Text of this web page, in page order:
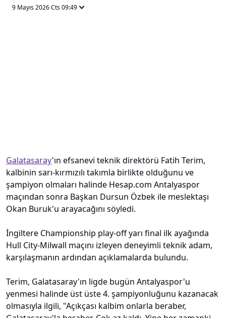
9 Mayıs 2026 Cts 09:49
Galatasaray'ın efsanevi teknik direktörü Fatih Terim,
kalbinin sarı-kırmızılı takımla birlikte olduğunu ve
şampiyon olmaları halinde Hesap.com Antalyaspor
maçından sonra Başkan Dursun Özbek ile meslektaşı
Okan Buruk'u arayacağını söyledi.
İngiltere Championship play-off yarı final ilk ayağında
Hull City-Milwall maçını izleyen deneyimli teknik adam,
karşılaşmanın ardından açıklamalarda bulundu.
Terim, Galatasaray'ın ligde bugün Antalyaspor'u
yenmesi halinde üst üste 4. şampiyonluğunu kazanacak
olmasıyla ilgili, "Açıkçası kalbim onlarla beraber,